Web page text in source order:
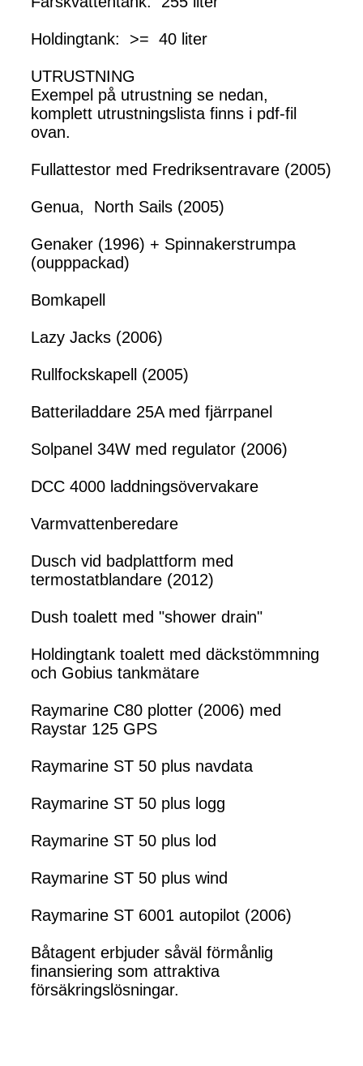
Holdingtank: >= 40 liter
UTRUSTNING
Exempel på utrustning se nedan,
komplett utrustningslista finns i pdf-fil
ovan.
Fullattestor med Fredriksentravare (2005)
Genua, North Sails (2005)
Genaker (1996) + Spinnakerstrumpa
(oupppackad)
Bomkapell
Lazy Jacks (2006)
Rullfockskapell (2005)
Batteriladdare 25A med fjärrpanel
Solpanel 34W med regulator (2006)
DCC 4000 laddningsövervakare
Varmvattenberedare
Dusch vid badplattform med
termostatblandare (2012)
Dush toalett med "shower drain"
Holdingtank toalett med däckstömmning
och Gobius tankmätare
Raymarine C80 plotter (2006) med
Raystar 125 GPS
Raymarine ST 50 plus navdata
Raymarine ST 50 plus logg
Raymarine ST 50 plus lod
Raymarine ST 50 plus wind
Raymarine ST 6001 autopilot (2006)
Båtagent erbjuder såväl förmånlig
finansiering som attraktiva
försäkringslösningar.